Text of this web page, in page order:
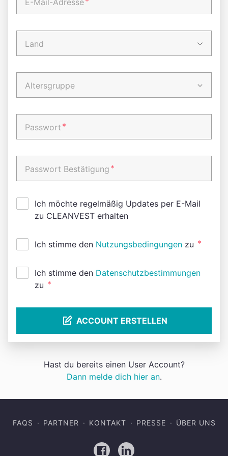
E-Mail-Adresse
Land
Altersgruppe
Passwort *
Passwort Bestätigung *
Ich möchte regelmäßig Updates per E-Mail
zu CLEANVEST erhalten
Ich stimme den Nutzungsbedingungen zu *
Ich stimme den Datenschutzbestimmungen
zu *
ACCOUNT ERSTELLEN
Hast du bereits einen User Account?
Dann melde dich hier an.
FAQS PARTNER KONTAKT PRESSE ÜBER UNS